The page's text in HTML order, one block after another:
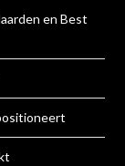
en Best